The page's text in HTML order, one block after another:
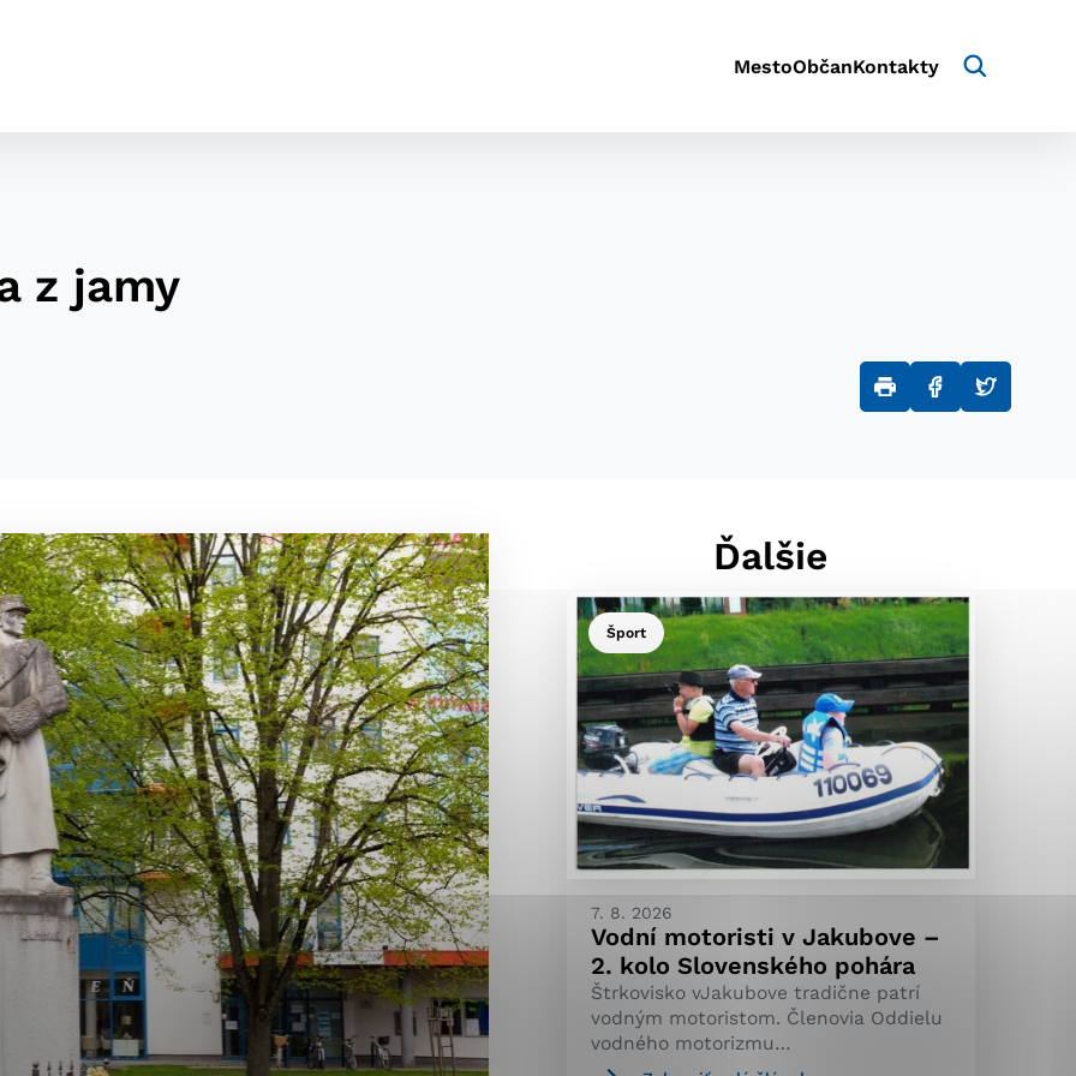
MestoObčanKontakty
z jamy
Ďalšie
Šport
7. 8. 2026
Vodní motoristi v Jakubove –
2. kolo Slovenského pohára
Štrkovisko vJakubove tradične patrí
vodným motoristom. Členovia Oddielu
vodného motorizmu…
ktorú chcete povoliť
pre prevádzku nevyhnutné a pomáhajú urobiť webové stránky uplatniteľnými
funkcie, ako je navigácia na stránke a prístup k zabezpečeným oblastiam webovej
cookie nemôže web správne fungovať.
prevádzkovateľovi stránok pochopiť, ako návštevníci stránok stránku používajú,
a ponúknuť im lepšiu skúsenosť. Všetky dáta sa zbierajú anonymne a nie je
osobou.
Povoliť všetko Uložiť nastavenia Viac informácií